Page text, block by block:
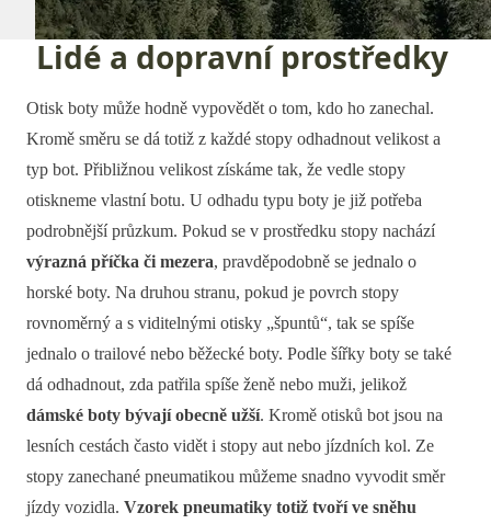
Lidé a dopravní prostředky
Otisk boty může hodně vypovědět o tom, kdo ho zanechal.
Kromě směru se dá totiž z každé stopy odhadnout velikost a
typ bot. Přibližnou velikost získáme tak, že vedle stopy
otiskneme vlastní botu. U odhadu typu boty je již potřeba
podrobnější průzkum. Pokud se v prostředku stopy nachází
výrazná příčka či mezera, pravděpodobně se jednalo o
horské boty. Na druhou stranu, pokud je povrch stopy
rovnoměrný a s viditelnými otisky „špuntů“, tak se spíše
jednalo o trailové nebo běžecké boty. Podle šířky boty se také
dá odhadnout, zda patřila spíše ženě nebo muži, jelikož
dámské boty bývají obecně užší. Kromě otisků bot jsou na
lesních cestách často vidět i stopy aut nebo jízdních kol. Ze
stopy zanechané pneumatikou můžeme snadno vyvodit směr
jízdy vozidla. Vzorek pneumatiky totiž tvoří ve sněhu